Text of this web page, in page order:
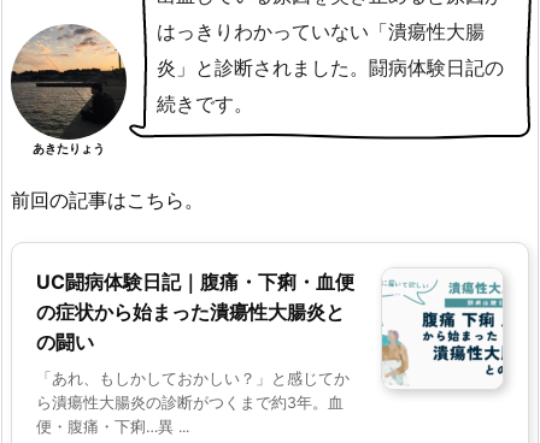
あきたりょう
はっきりわかっていない「潰瘍性大腸
炎」と診断されました。闘病体験日記の
続きです。
前回の記事はこちら。
UC闘病体験日記｜腹痛・下痢・血便
の症状から始まった潰瘍性大腸炎と
の闘い
「あれ、もしかしておかしい？」と感じてか
ら潰瘍性大腸炎の診断がつくまで約3年。血
便・腹痛・下痢…異 ...